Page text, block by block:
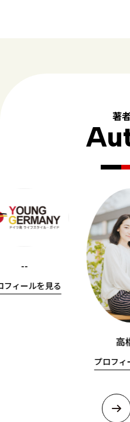
著
--
フィールを見る
高
プロフィ